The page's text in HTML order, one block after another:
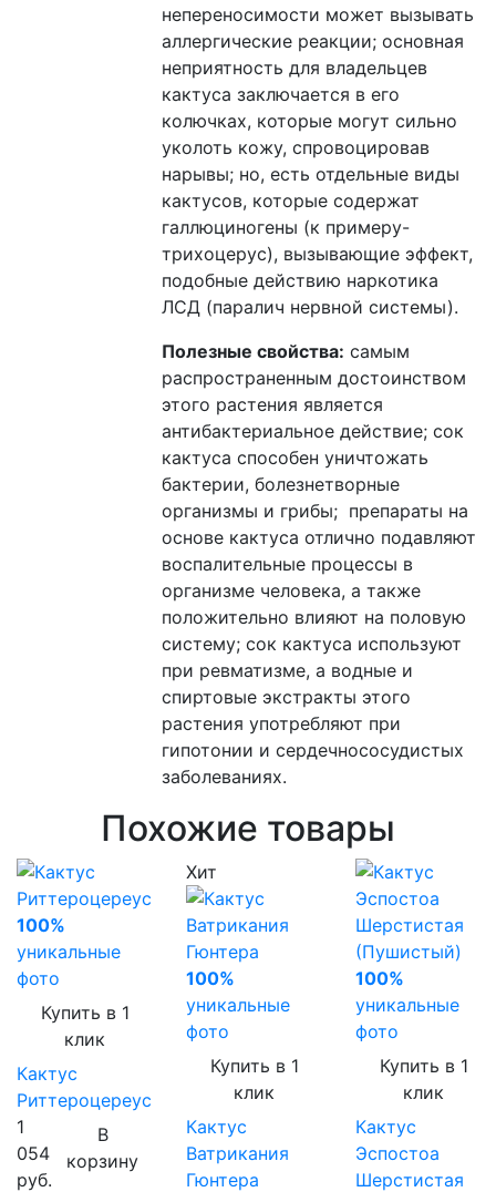
непереносимости может вызывать
аллергические реакции; основная
неприятность для владельцев
кактуса заключается в его
колючках, которые могут сильно
уколоть кожу, спровоцировав
нарывы; но, есть отдельные виды
кактусов, которые содержат
галлюциногены (к примеру-
трихоцерус), вызывающие эффект,
подобные действию наркотика
ЛСД (паралич нервной системы).
Полезные свойства: самым
распространенным достоинством
этого растения является
антибактериальное действие; сок
кактуса способен уничтожать
бактерии, болезнетворные
организмы и грибы; препараты на
основе кактуса отлично подавляют
воспалительные процессы в
организме человека, а также
положительно влияют на половую
систему; сок кактуса используют
при ревматизме, а водные и
спиртовые экстракты этого
растения употребляют при
гипотонии и сердечнососудистых
заболеваниях.
Похожие товары
100%
уникальные
фото
Купить в 1
клик
Кактус
Риттероцереус
1
054
руб.
В
корзину
Хит
100%
уникальные
фото
Купить в 1
клик
Кактус
Ватрикания
Гюнтера
100%
уникальные
фото
Купить в 1
клик
Кактус
Эспостоа
Шерстистая